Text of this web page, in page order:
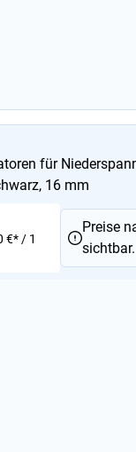
für
16 mm
€* / 1
Preise
sichtbar.